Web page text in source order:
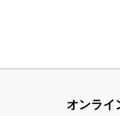
オンライ